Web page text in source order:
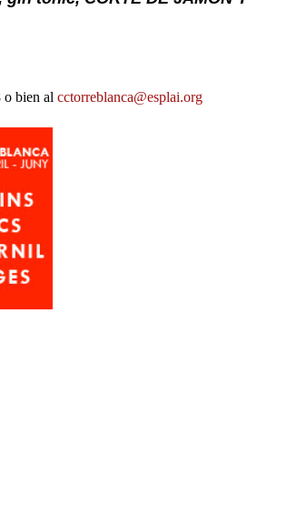
o bien al cctorreblanca@esplai.org